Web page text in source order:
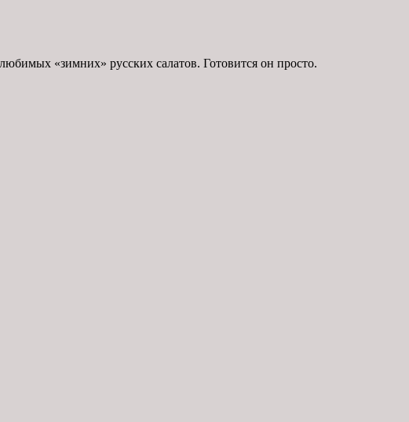
«зимних» русских салатов. Готовится он просто.